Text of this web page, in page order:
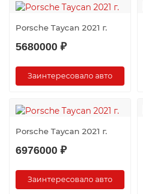
Porsche Taycan 2021 г.
5680000 ₽
Заинтересовало авто
Porsche Taycan 2021 г.
6976000 ₽
Заинтересовало авто